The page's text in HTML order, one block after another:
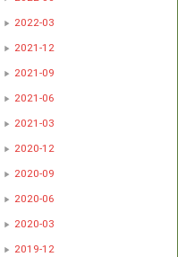
2022-03
2021-12
2021-09
2021-06
2021-03
2020-12
2020-09
2020-06
2020-03
2019-12